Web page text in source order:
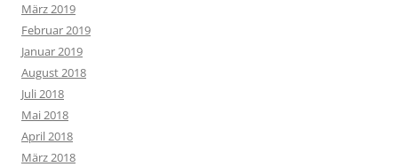
März 2019
Februar 2019
Januar 2019
August 2018
Juli 2018
Mai 2018
April 2018
März 2018